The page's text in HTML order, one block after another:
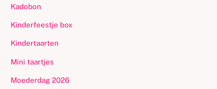
Kadobon
Kinderfeestje box
Kindertaarten
Mini taartjes
Moederdag 2026